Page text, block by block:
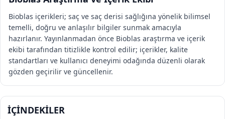
İÇİNDEKİLER
Bioblas içerikleri; saç ve saç derisi sağlığına yönelik bilimsel
temelli, doğru ve anlaşılır bilgiler sunmak amacıyla
hazırlanır. Yayınlanmadan önce Bioblas araştırma ve içerik
ekibi tarafından titizlikle kontrol edilir; içerikler, kalite
standartları ve kullanıcı deneyimi odağında düzenli olarak
gözden geçirilir ve güncellenir.